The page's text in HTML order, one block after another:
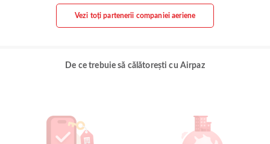
Vezi toți partenerii companiei aeriene
De ce trebuie să călătorești cu Airpaz